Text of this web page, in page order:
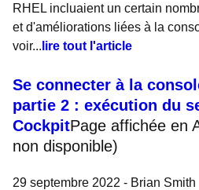
RHEL incluaient un certain
et d'améliorations liées à la
voir... lire tout l'article
Se connecter à la
partie 2 : exécution du
CockpitPage affichée en
non disponible)
29 septembre 2022 - Brian Smith